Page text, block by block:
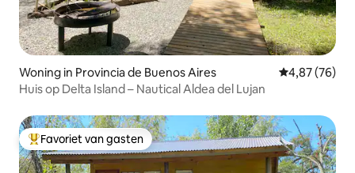
Woning in Provincia de Buenos Aires Gemiddelde
4,87 (76)
Huis op Delta Island – Nautical Aldea del Lujan
Topfavoriet van gasten
Favoriet van gasten